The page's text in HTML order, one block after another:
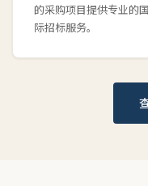
的采购项目提供专业的国
际招标服务。